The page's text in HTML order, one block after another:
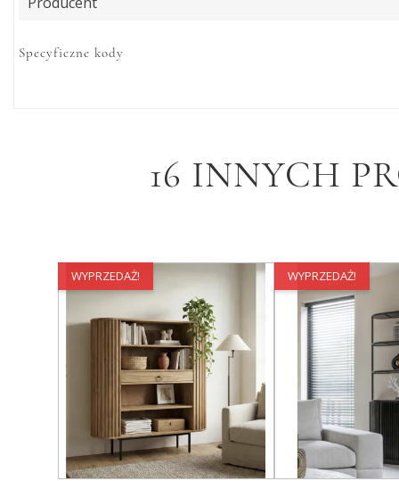
Specyficzne kody
16 INNYCH
WYPRZEDAŻ! WYPRZEDAŻ!